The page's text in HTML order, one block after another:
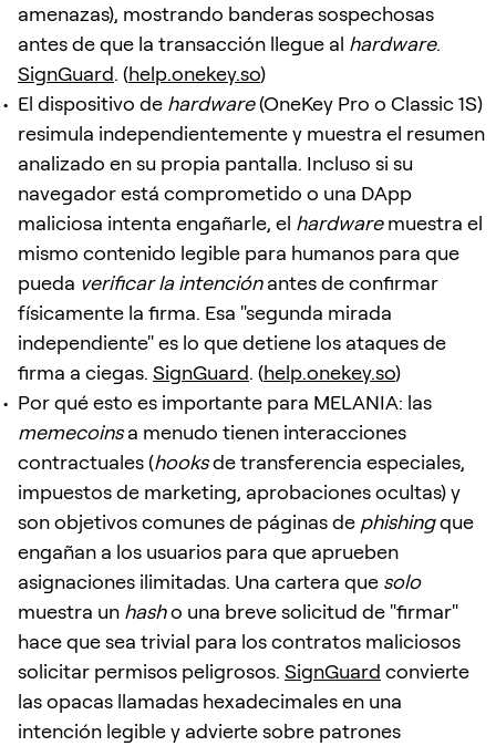
amenazas), mostrando banderas sospechosas
antes de que la transacción llegue al hardware.
SignGuard. (help.onekey.so)
El dispositivo de hardware(OneKey Pro o Classic 1S)
resimula independientemente y muestra el resumen
analizado en su propia pantalla. Incluso si su
navegador está comprometido o una DApp
maliciosa intenta engañarle, el hardwaremuestra el
mismo contenido legible para humanos para que
pueda verificar la intenciónantes de confirmar
físicamente la firma. Esa "segunda mirada
independiente" es lo que detiene los ataques de
firma a ciegas. SignGuard. (help.onekey.so)
Por qué esto es importante para MELANIA: las
memecoinsa menudo tienen interacciones
contractuales (hooksde transferencia especiales,
impuestos de marketing, aprobaciones ocultas) y
son objetivos comunes de páginas de phishingque
engañan a los usuarios para que aprueben
asignaciones ilimitadas. Una cartera que solo
muestra un hasho una breve solicitud de "firmar"
hace que sea trivial para los contratos maliciosos
solicitar permisos peligrosos. SignGuard convierte
las opacas llamadas hexadecimales en una
intención legible y advierte sobre patrones